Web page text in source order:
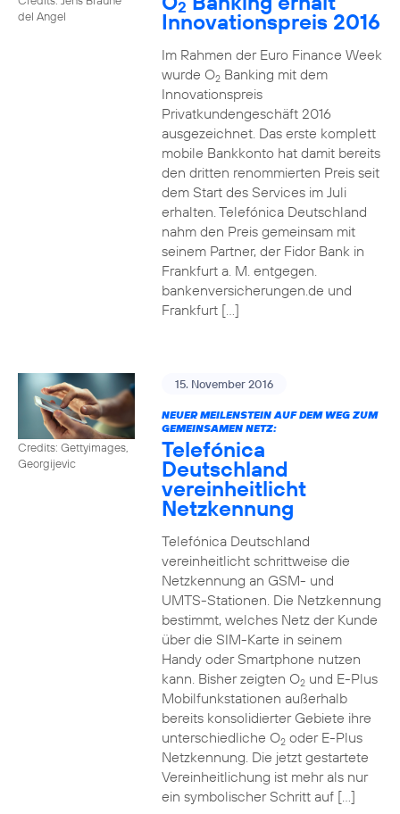
del Angel
2
Innovationspreis 2016
Im Rahmen der Euro Finance Week
wurde O2Banking mit dem
Innovationspreis
Privatkundengeschäft 2016
ausgezeichnet. Das erste komplett
mobile Bankkonto hat damit bereits
den dritten renommierten Preis seit
dem Start des Services im Juli
erhalten. Telefónica Deutschland
nahm den Preis gemeinsam mit
seinem Partner, der Fidor Bank in
Frankfurt a. M. entgegen.
bankenversicherungen.de und
Frankfurt […]
Credits: Gettyimages,
Georgijevic
15. November 2016
NEUER MEILENSTEIN AUF DEM WEG ZUM
GEMEINSAMEN NETZ:
Telefónica
Deutschland
vereinheitlicht
Netzkennung
Telefónica Deutschland
vereinheitlicht schrittweise die
Netzkennung an GSM- und
UMTS-Stationen. Die Netzkennung
bestimmt, welches Netz der Kunde
über die SIM-Karte in seinem
Handy oder Smartphone nutzen
kann. Bisher zeigten O2und E-Plus
Mobilfunkstationen außerhalb
bereits konsolidierter Gebiete ihre
unterschiedliche O2oder E-Plus
Netzkennung. Die jetzt gestartete
Vereinheitlichung ist mehr als nur
ein symbolischer Schritt auf […]